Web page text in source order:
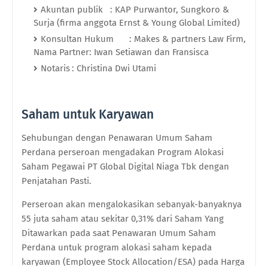
Akuntan publik
: KAP Purwantor, Sungkoro &
Surja (firma anggota Ernst & Young Global Limited)
Konsultan Hukum
: Makes & partners Law Firm,
Nama Partner: Iwan Setiawan dan Fransisca
Notaris : Christina Dwi Utami
Saham untuk Karyawan
Sehubungan dengan Penawaran Umum Saham
Perdana perseroan mengadakan Program Alokasi
Saham Pegawai PT Global Digital Niaga Tbk dengan
Penjatahan Pasti.
Perseroan akan mengalokasikan sebanyak-banyaknya
55 juta saham atau sekitar 0,31% dari Saham Yang
Ditawarkan pada saat Penawaran Umum Saham
Perdana untuk program alokasi saham kepada
karyawan (Employee Stock Allocation/ESA) pada Harga